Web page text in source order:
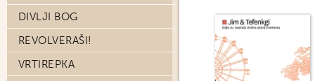
DIVLJI BOG
REVOLVERAŠI!
VRTIREPKA